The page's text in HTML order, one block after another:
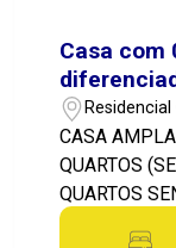
Casa com
CASA
QUARTOS
QUARTOS
LAVANDERIA